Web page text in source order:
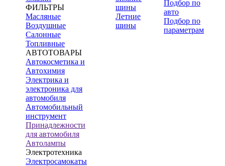
ФИЛЬТРЫ
Масляные
Воздушные
Салонные
Топливные
АВТОТОВАРЫ
Автокосметика и
Автохимия
Электрика и
электроника для
автомобиля
Автомобильный
инструмент
Принадлежности
для автомобиля
Автолампы
Электротехника
Электросамокаты
шины
Летние
шины
Подбор по
авто
Подбор по
параметрам